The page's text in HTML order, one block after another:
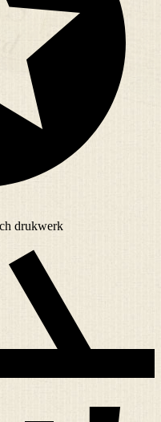
drukwerk